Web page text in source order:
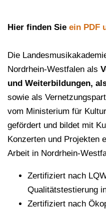
Hier finden Sie ein PDF
Die
Nordrhein-Westfalen als
und Weiterbildungen,
sowie als
vom Ministerium für
gefördert und bildet mit
Konzerten und Projekten
Arbeit in Nordrhein-
Zertifiziert nach
Qualitätstestierung
Zertifiziert nach